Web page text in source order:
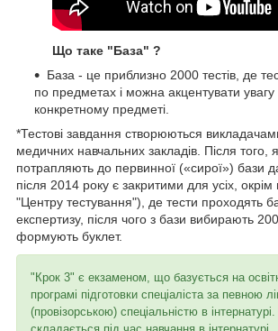
Що таке "База" ?
База - це приблизно 2000 тестів, де
по предметах і можна акцентувати увагу
конкретному предметі.
*Тестові завдання створюються
медичних навчальних закладів. Після того,
потрапляють до первинної («сирої») бази
після 2014 року є закритими для усіх, окрім
"Центру тестування"), де тести проходять
експертизу, після чого з бази вибирають 200
формують буклет.
"Крок 3" є екзаменом, що базується на
програмі підготовки спеціаліста за певною
(провізорською) спеціальністю в